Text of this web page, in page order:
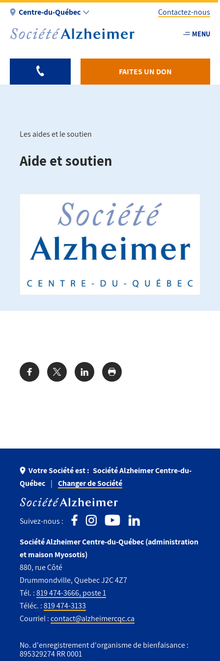
Aller
contenu
Centre-du-Québec
-
Fr
-
Contactez-nous
MENU
FAITES UN DON
Fil
d'Ariane
Les aides et le soutien
Aide et soutien
Share:
Votre Société est : Société Alzheimer Centre-du-
Québec
Changer de Société
Suivez-nous :
Société Alzheimer Centre-du-Québec (administration
et maison Myosotis)
880, rue Côté
Drummondville, Quebec J2C 4Z7
Tél. :819 474-3666, poste 1
Téléc. :819 474-3133
Courriel :contact@alzheimercqc.ca
No. d'enregistrement d'organisme de bienfaisance :
895329274 RR 0001